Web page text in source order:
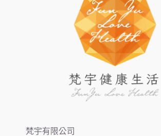
梵宇有限公司